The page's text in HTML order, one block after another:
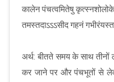
कालेन पंचत्वमितेषु
तमस्तदाऽऽऽसीद गहनं
अर्थ: बीतते समय के साथ तीनों
कर जाने पर और पंचभूतों से